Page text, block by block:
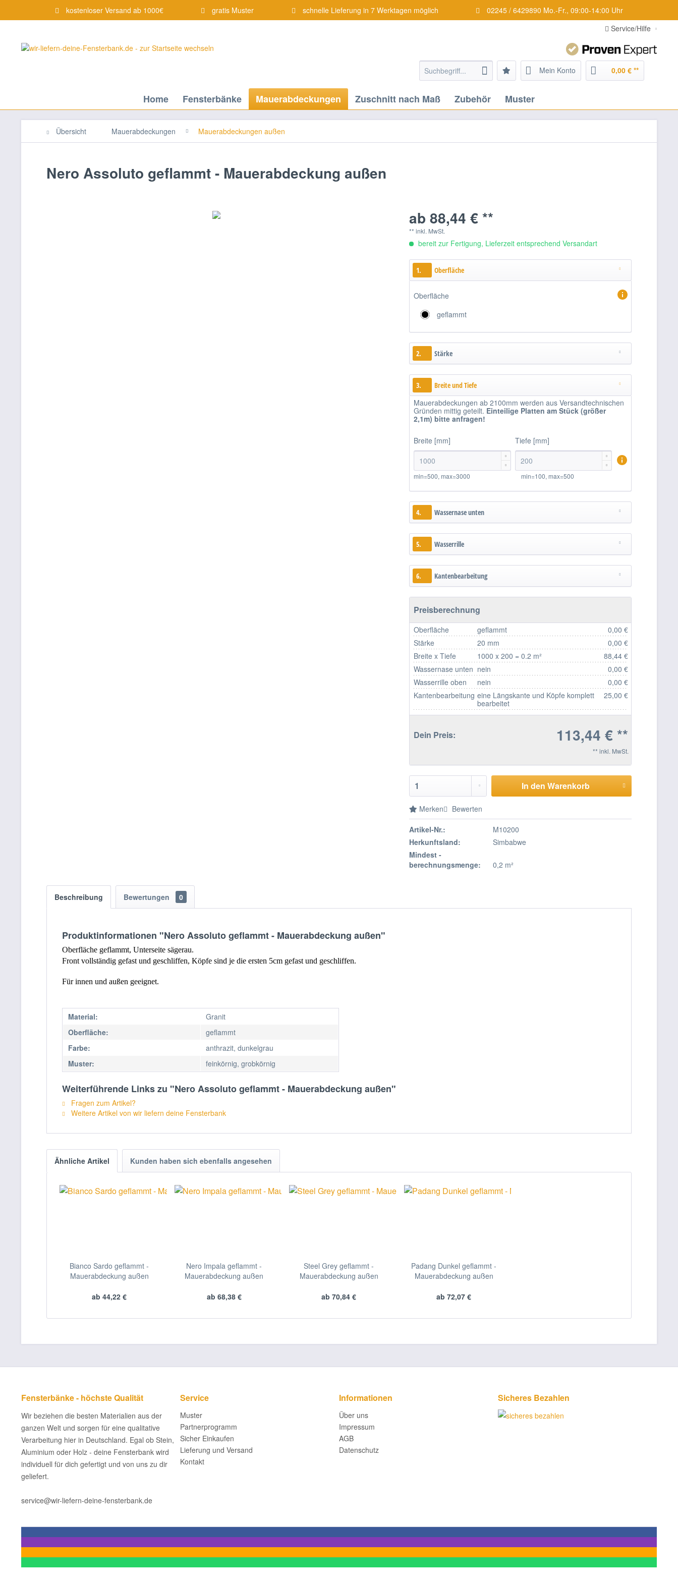
kostenloser Versand ab 1000€ gratis Muster schnelle Lieferung in 7 Werktagen möglich
02245 / 6429890 Mo.-Fr., 09:00-14:00 Uhr
Service/Hilfe
Mein Konto 0,00 € **
Home Fensterbänke Mauerabdeckungen Zuschnitt nach Maß Zubehör Muster
Übersicht Mauerabdeckungen Mauerabdeckungen außen
Nero Assoluto geflammt - Mauerabdeckung außen
ab 88,44 € **
** inkl. MwSt.
bereit zur Fertigung, Lieferzeit entsprechend Versandart
1. Oberfläche
Oberfläche
geflammt
2. Stärke
3. Breite und Tiefe
Mauerabdeckungen ab 2100mm werden aus Versandtechnischen
Gründen mittig geteilt. Einteilige Platten am Stück (größer
2,1m) bitte anfragen!
Breite [mm]


Tiefe [mm]


min=500, max=3000 min=100, max=500
4. Wassernase unten
5. Wasserrille
6. Kantenbearbeitung
Preisberechnung
Oberfläche geflammt
0,00 €
Stärke
20 mm
0,00 €
Breite x Tiefe
1000 x 200 = 0.2 m²
88,44 €
Wassernase unten nein
0,00 €
Wasserrille oben
nein
0,00 €
Kantenbearbeitung eine Längskante und Köpfe komplett
bearbeitet
25,00 €
Dein Preis: 113,44 € **
** inkl. MwSt.
In den Warenkorb
Merken Bewerten
Artikel-Nr.:
M10200
Herkunftsland:
Simbabwe
Mindest -
berechnungsmenge:
0,2 m²
Beschreibung Bewertungen 0
Produktinformationen "Nero Assoluto geflammt - Mauerabdeckung außen"
Oberfläche geflammt, Unterseite sägerau.
Front vollständig gefast und geschliffen, Köpfe sind je die ersten 5cm gefast und geschliffen.
Für innen und außen geeignet.
Material:
Granit
Oberfläche:
geflammt
Farbe:
anthrazit, dunkelgrau
Muster:
feinkörnig, grobkörnig
Weiterführende Links zu "Nero Assoluto geflammt - Mauerabdeckung außen"
Fragen zum Artikel?
Weitere Artikel von wir liefern deine Fensterbank
Ähnliche Artikel Kunden haben sich ebenfalls angesehen
Bianco Sardo geflammt -
Mauerabdeckung außen
ab 44,22 €
Nero Impala geflammt -
Mauerabdeckung außen
ab 68,38 €
Steel Grey geflammt -
Mauerabdeckung außen
ab 70,84 €
Padang Dunkel geflammt -
Mauerabdeckung außen
ab 72,07 €
Fensterbänke - höchste Qualität
Wir beziehen die besten Materialien aus der
ganzen Welt und sorgen für eine qualitative
Verarbeitung hier in Deutschland. Egal ob Stein,
Aluminium oder Holz - deine Fensterbank wird
individuell für dich gefertigt und von uns zu dir
geliefert.
service@wir-liefern-deine-fensterbank.de
Service
Muster
Partnerprogramm
Sicher Einkaufen
Lieferung und Versand
Kontakt
Informationen
Über uns
Impressum
AGB
Datenschutz
Sicheres Bezahlen